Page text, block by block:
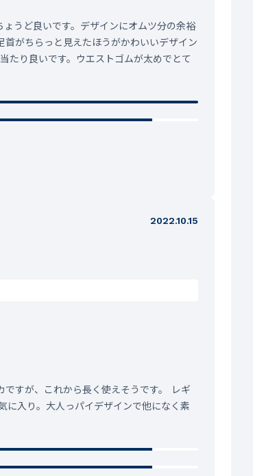
うど良いです。デザインにオムツ分の余裕
がちらっと見えたほうがかわいいデザイン
たり良いです。ウエストゴムが太めでとて
2022.10.15
すが、これから長く使えそうです。 レギ
に入り。大人っパイデザインで他になく素